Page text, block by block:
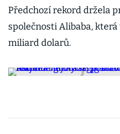
Předchozí rekord držela
společnosti Alibaba, která
miliard dolarů.